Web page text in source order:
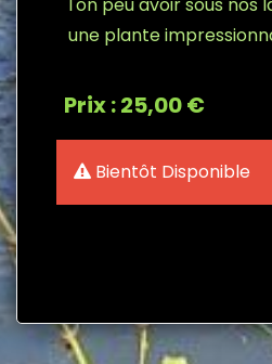
une plante
Prix : 25,00 €
Bientôt Disponible